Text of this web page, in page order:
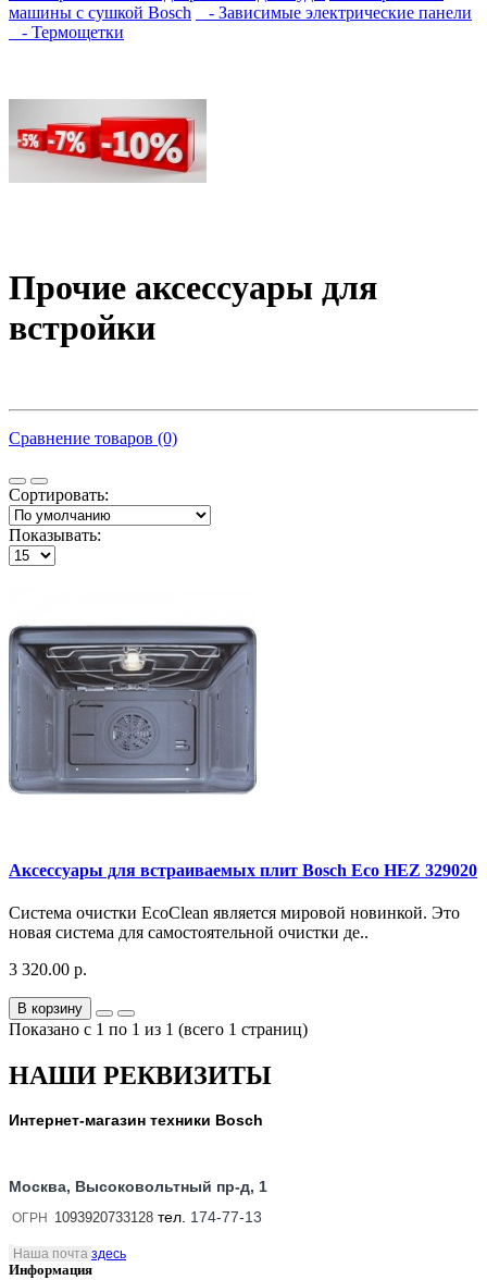
машины с сушкой Bosch
- Зависимые электрические панели
- Термощетки
Прочие аксессуары для
встройки
Сравнение товаров (0)
Сортировать:
Показывать:
Аксессуары для встраиваемых плит Bosch Eco HEZ 329020
Система очистки EcoClean является мировой новинкой. Это
новая система для самостоятельной очистки де..
3 320.00 р.
В корзину
Показано с 1 по 1 из 1 (всего 1 страниц)
НАШИ РЕКВИЗИТЫ
Интернет-магазин техники Bosch
Москва, Высоковольтный пр-д, 1
ОГРН 1093920733128 тел. 174-77-13
Наша почта здесь
Информация